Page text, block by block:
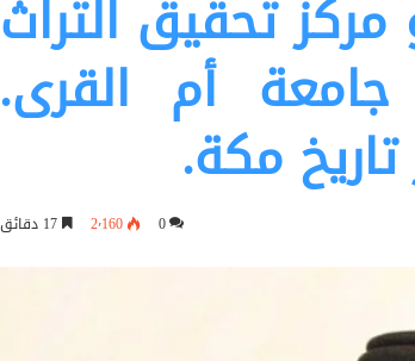
تحقيق التراث
أم القرى.
تاريخ مكة.
0 2٬160